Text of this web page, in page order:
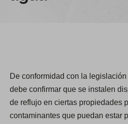
De conformidad con la
debe confirmar que se instalen
de reflujo en ciertas propiedades
contaminantes que puedan estar